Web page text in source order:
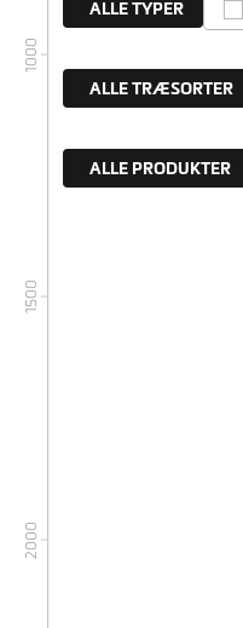
1000
1500
2000
ALLE TYPER
ALLE TRÆSORTER
ALLE PRODUKTER